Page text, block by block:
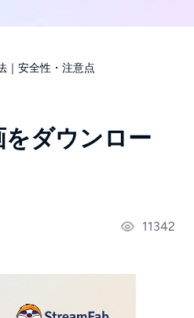
｜安全性・注意点
をダウンロー
11342